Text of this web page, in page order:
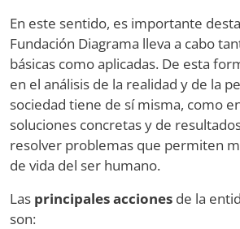
En este sentido, es importante
Fundación Diagrama lleva a cabo
básicas como aplicadas. De esta
en el análisis de la realidad y de la
sociedad tiene de sí misma, como
soluciones concretas y de
resolver problemas que permiten
de vida del ser humano.
Las principales acciones de la
son: